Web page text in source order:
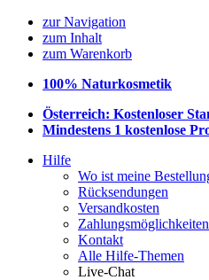
zur Navigation
zum Inhalt
zum Warenkorb
100% Naturkosmetik
Österreich: Kostenloser
Mindestens 1 kostenlose
Hilfe
Wo ist meine
Rücksendungen
Versandkosten
Zahlungsmöglichkeiten
Kontakt
Alle Hilfe-Themen
Live-Chat